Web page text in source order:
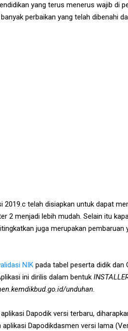
yang terus menerus wajib di
perbaikan yang telah dibenahi
2019.c telah disiapkan untuk dapat
2 menjadi lebih mudah. Selain itu
juga merupakan pembaruan
NIK pada tabel peserta didik dan
ini dirilis dalam bentuk
unduhan.
Dapodik versi terbaru,
Dapodikdasmen versi lama